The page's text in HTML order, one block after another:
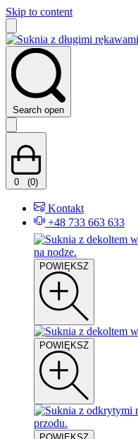
Skip to content
Search open
0 (0)
Kontakt
+48 733 663 633
POWIĘKSZ
POWIĘKSZ
POWIĘKSZ